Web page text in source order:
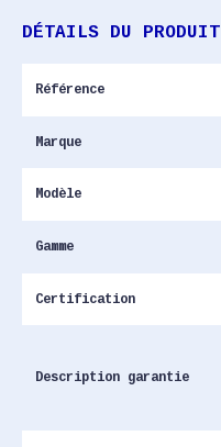
DÉTAILS DU PRODUIT
Référence
Marque
Modèle
Gamme
Certification
Description garantie